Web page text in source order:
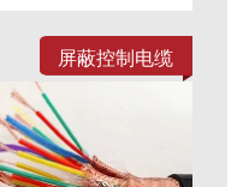
屏蔽控制电缆